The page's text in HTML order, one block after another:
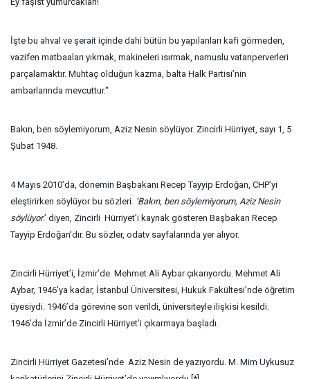
İşte bu ahval ve şerait içinde dahi bütün bu yapılanları kafi görmeden,
vazifen matbaaları yıkmak, makineleri ısırmak, namuslu vatanperverleri
parçalamaktır. Muhtaç olduğun kazma, balta Halk Partisi’nin
ambarlarında mevcuttur."
Bakın, ben söylemiyorum, Aziz Nesin söylüyor. Zincirli Hürriyet, sayı 1, 5
Şubat 1948.
4 Mayıs 2010’da, dönemin Başbakanı Recep Tayyip Erdoğan, CHP’yi
eleştirirken söylüyor bu sözleri. ‘Bakın, ben söylemiyorum, Aziz Nesin
söylüyor.’ diyen, Zincirli Hürriyet’i kaynak gösteren Başbakan Recep
Tayyip Erdoğan’dır. Bu sözler, odatv sayfalarında yer alıyor.
Zincirli Hürriyet’i, İzmir’de Mehmet Ali Aybar çıkarıyordu. Mehmet Ali
Aybar, 1946’ya kadar, İstanbul Üniversitesi, Hukuk Fakültesi’nde öğretim
üyesiydi. 1946’da görevine son verildi, üniversiteyle ilişkisi kesildi.
1946’da İzmir’de Zincirli Hürriyet’i çıkarmaya başladı.
Zincirli Hürriyet Gazetesi’nde Aziz Nesin de yazıyordu. M. Mim Uykusuz